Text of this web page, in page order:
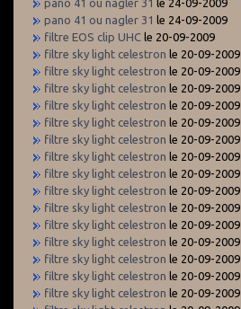
pano 41 ou nagler 31 le 24-09-2009
filtre EOS clip UHC le 20-09-2009
filtre sky light celestron le 20-09-2009
filtre sky light celestron le 20-09-2009
filtre sky light celestron le 20-09-2009
filtre sky light celestron le 20-09-2009
filtre sky light celestron le 20-09-2009
filtre sky light celestron le 20-09-2009
filtre sky light celestron le 20-09-2009
filtre sky light celestron le 20-09-2009
filtre sky light celestron le 20-09-2009
filtre sky light celestron le 20-09-2009
filtre sky light celestron le 20-09-2009
filtre sky light celestron le 20-09-2009
filtre sky light celestron le 20-09-2009
filtre sky light celestron le 20-09-2009
filtre sky light celestron le 20-09-2009